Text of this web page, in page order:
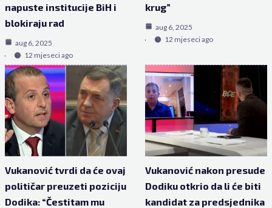
napuste institucije BiH i
blokiraju rad
aug 6, 2025
12 mjeseci ago
krug”
aug 6, 2025
12 mjeseci ago
Vukanović tvrdi da će ovaj
političar preuzeti poziciju
Dodika: “Čestitam mu
Vukanović nakon presude
Dodiku otkrio da li će biti
kandidat za predsjednika